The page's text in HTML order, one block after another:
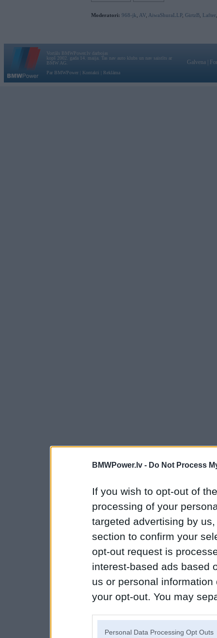
BMWPower.lv - Do Not Process
If you wish to opt-out of
processing of your
targeted advertising by
section to confirm your
opt-out request is
interest-based ads based
us or personal
your opt-out. You may
Personal Data Processing Opt Outs
Moderatori: 968-jk AV AiwaShuraLLP, GirtzB Lafter
Vortāls BMWPower.lv darbojas
kopš 2002. gada 14. maija. Tas nav auto klubs un nav saistīts ar
BMW AG.
Par BMWPower
Kontakti Reklāma
Galvena